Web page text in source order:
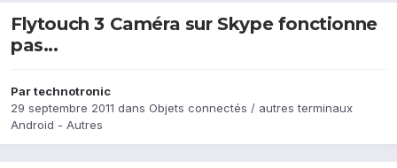
Flytouch 3 Caméra sur Skype fonctionne
pas...
Partechnotronic
29 septembre 2011 dans Objets connectés / autres terminaux
Android - Autres